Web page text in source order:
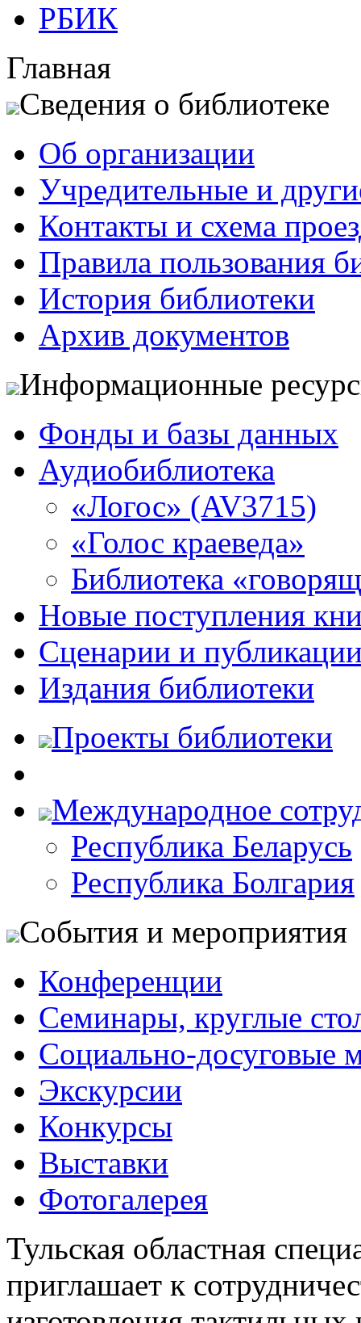
РБИК
Главная
Сведения о библиотеке
Об организации
Учредительные и
Контакты и схема
Правила пользования
История библиотеки
Архив документов
Информационные
Фонды и базы данных
Аудиобиблиотека
«Логос» (AV3715)
«Голос краеведа»
Библиотека
Новые поступления
Сценарии и
Издания библиотеки
Проекты библиотеки
Международное
Республика Беларусь
Республика Болгария
События и мероприятия
Конференции
Семинары, круглые
Социально-досуговые
Экскурсии
Конкурсы
Выставки
Фотогалерея
Тульская областная
приглашает к